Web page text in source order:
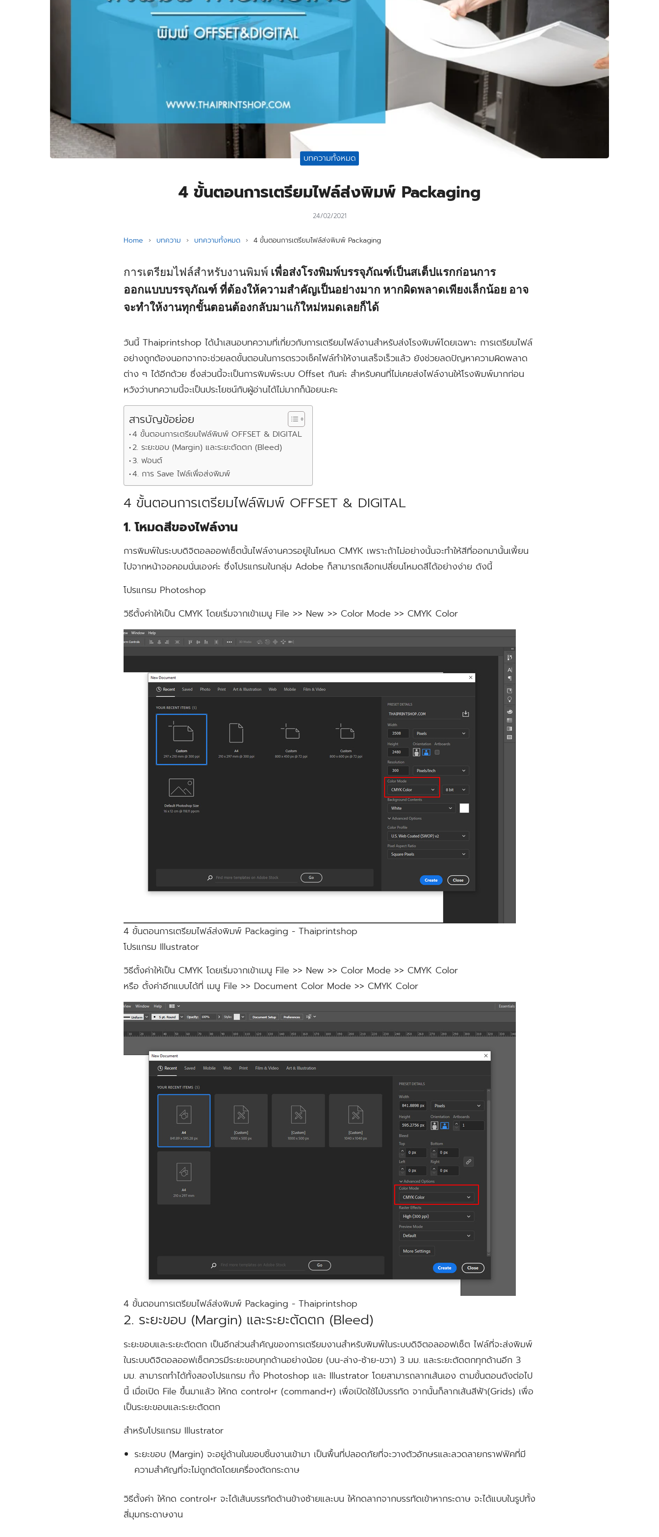
บทความทั้งหมด
4 ขั้นตอนการเตรียมไฟล์ส่งพิมพ์ Packaging
24/02/2021
Home › บทความ › บทความทั้งหมด › 4 ขั้นตอนการเตรียมไฟล์ส่งพิมพ์ Packaging
การเตรียมไฟล์สำหรับงานพิมพ์ เพื่อส่งโรงพิมพ์บรรจุภัณฑ์เป็นสเต็ปแรกก่อนการ
ออกแบบบรรจุภัณฑ์ ที่ต้องให้ความสำคัญเป็นอย่างมาก หากผิดพลาดเพียงเล็กน้อย อาจ
จะทำให้งานทุกขั้นตอนต้องกลับมาแก้ใหม่หมดเลยก็ได้
วันนี้ Thaiprintshop ได้นำเสนอบทความที่เกี่ยวกับการเตรียมไฟล์งานสำหรับส่งโรงพิมพ์โดยเฉพาะ การเตรียมไฟล์
อย่างถูกต้องนอกจากจะช่วยลดขั้นตอนในการตรวจเช็คไฟล์ทำให้งานเสร็จเร็วแล้ว ยังช่วยลดปัญหาความผิดพลาด
ต่าง ๆ ได้อีกด้วย ซึ่งส่วนนี้จะเป็นการพิมพ์ระบบ Offset กันค่ะ สำหรับคนที่ไม่เคยส่งไฟล์งานให้โรงพิมพ์มากก่อน
หวังว่าบทความนี้จะเป็นประโยชน์กับผู้อ่านได้ไม่มากก็น้อยนะคะ
สารบัญข้อย่อย
4 ขั้นตอนการเตรียมไฟล์พิมพ์ OFFSET & DIGITAL
2. ระยะขอบ (Margin) และระยะตัดตก (Bleed)
3. ฟอนต์
4. การ Save ไฟล์เพื่อส่งพิมพ์
4 ขั้นตอนการเตรียมไฟล์พิมพ์ OFFSET & DIGITAL
1. โหมดสีของไฟล์งาน
การพิมพ์ในระบบดิจิตอลออฟเซ็ตนั้นไฟล์งานควรอยู่ในโหมด CMYK เพราะถ้าไม่อย่างนั้นจะทำให้สีที่ออกมานั้นเพี้ยน
ไปจากหน้าจอคอมนั่นเองค่ะ ซึ่งโปรแกรมในกลุ่ม Adobe ก็สามารถเลือกเปลี่ยนโหมดสีได้อย่างง่าย ดังนี้
โปรแกรม Photoshop
วิธีตั้งค่าให้เป็น CMYK โดยเริ่มจากเข้าเมนู File >> New >> Color Mode >> CMYK Color
4 ขั้นตอนการเตรียมไฟล์ส่งพิมพ์ Packaging - Thaiprintshop
โปรแกรม Illustrator
วิธีตั้งค่าให้เป็น CMYK โดยเริ่มจากเข้าเมนู File >> New >> Color Mode >> CMYK Color
หรือ ตั้งค่าอีกแบบได้ที่ เมนู File >> Document Color Mode >> CMYK Color
4 ขั้นตอนการเตรียมไฟล์ส่งพิมพ์ Packaging - Thaiprintshop
2. ระยะขอบ (Margin) และระยะตัดตก (Bleed)
ระยะขอบและระยะตัดตก เป็นอีกส่วนสำคัญของการเตรียมงานสำหรับพิมพ์ในระบบดิจิตอลออฟเซ็ต ไฟล์ที่จะส่งพิมพ์
ในระบบดิจิตอลออฟเซ็ตควรมีระยะขอบทุกด้านอย่างน้อย (บน-ล่าง-ซ้าย-ขวา) 3 มม. และระยะตัดตกทุกด้านอีก 3
มม. สามารถทำได้ทั้งสองโปรแกรม ทั้ง Photoshop และ Illustrator โดยสามารถลากเส้นเอง ตามขั้นตอนดังต่อไป
นี้ เมื่อเปิด File ขึ้นมาแล้ว ให้กด control+r (command+r) เพื่อเปิดใช้ไม้บรรทัด จากนั้นก็ลากเส้นสีฟ้า(Grids) เพื่อ
เป็นระยะขอบและระยะตัดตก
สำหรับโปรแกรม Illustrator
ระยะขอบ (Margin) จะอยู่ด้านในขอบชิ้นงานเข้ามา เป็นพื้นที่ปลอดภัยที่จะวางตัวอักษรและลวดลายกราฟฟิคที่มี
ความสำคัญที่จะไม่ถูกตัดโดยเครื่องตัดกระดาษ
วิธีตั้งค่า ให้กด control+r จะได้เส้นบรรทัดด้านข้างซ้ายและบน ให้กดลากจากบรรทัดเข้าหากระดาษ จะได้แบบในรูปทั้ง
สี่มุมกระดาษงาน